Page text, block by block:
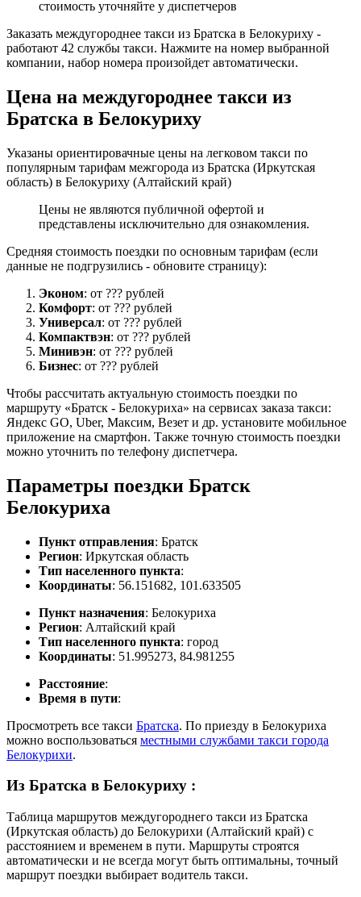
стоимость уточняйте у диспетчеров
Заказать междугороднее такси из Братска в Белокуриху -
работают 42 службы такси. Нажмите на номер выбранной
компании, набор номера произойдет автоматически.
Цена на междугороднее такси из
Братска в Белокуриху
Указаны ориентировачные цены на легковом такси по
популярным тарифам межгорода из Братска (Иркутская
область) в Белокуриху (Алтайский край)
Цены не являются публичной офертой и
представлены исключительно для ознакомления.
Средняя стоимость поездки по основным тарифам (если
данные не подгрузились - обновите страницу):
Эконом: от ??? рублей
Комфорт: от ??? рублей
Универсал: от ??? рублей
Компактвэн: от ??? рублей
Минивэн: от ??? рублей
Бизнес: от ??? рублей
Чтобы рассчитать актуальную стоимость поездки по
маршруту «Братск - Белокуриха» на сервисах заказа такси:
Яндекс GO, Uber, Максим, Везет и др. установите мобильное
приложение на смартфон. Также точную стоимость поездки
можно уточнить по телефону диспетчера.
Параметры поездки Братск
Белокуриха
Пункт отправления: Братск
Регион: Иркутская область
Тип населенного пункта:
Координаты: 56.151682, 101.633505
Пункт назначения: Белокуриха
Регион: Алтайский край
Тип населенного пункта: город
Координаты: 51.995273, 84.981255
Расстояние:
Время в пути:
Просмотреть все такси Братска. По приезду в Белокуриха
можно воспользоваться местными службами такси города
Белокурихи.
Из Братска в Белокуриху :
Таблица маршрутов междугороднего такси из Братска
(Иркутская область) до Белокурихи (Алтайский край) с
расстоянием и временем в пути. Маршруты строятся
автоматически и не всегда могут быть оптимальны, точный
маршрут поездки выбирает водитель такси.